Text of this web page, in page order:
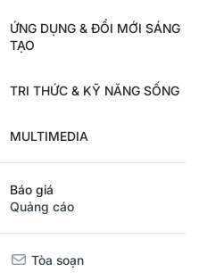
ỨNG DỤNG & ĐỔI MỚI SÁNG
TẠO
TRI THỨC & KỸ NĂNG SỐNG
MULTIMEDIA
Báo giá
Quảng cáo
Tòa soạn